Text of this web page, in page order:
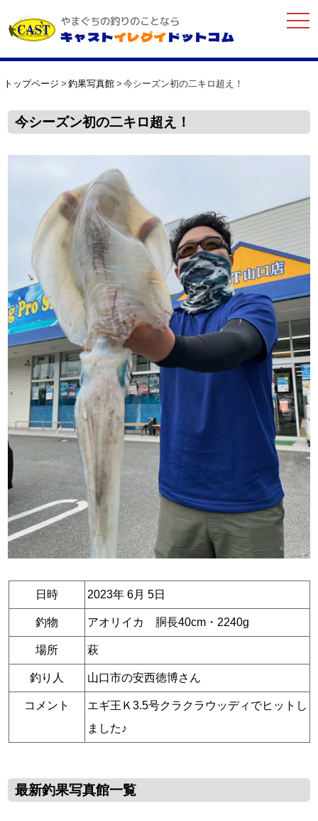
やまぐちの釣りのことなら
キャストイレグイドットコム
トップページ 釣果写真館 今シーズン初の二キロ超え！
今シーズン初の二キロ超え！
日時 2023年 6月 5日
釣物 アオリイカ 胴長40cm・2240g
場所 萩
釣り人 山口市の安西徳博さん
コメント
エギ王Ｋ3.5号クラクラウッディでヒットし
ました♪
最新釣果写真館一覧